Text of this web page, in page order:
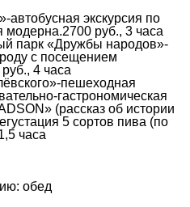
экскурсия по
модерна.2700 руб., 3 часа
парк «Дружбы народов»-
с посещением
4 часа
пешеходная
гастрономическая
(рассказ об истории
5 сортов пива (по
часа
обед